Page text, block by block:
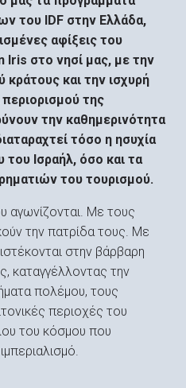
του IDF στην Ελλάδα,
αφίξεις του
Iris στο νησί μας, με την
κράτους και την ισχυρή
της
την καθημερινότητα
τόσο η ησυχία
Ισραήλ, όσο και τα
του τουρισμού.
αγωνίζονται. Με τους
την πατρίδα τους. Με
στην βάρβαρη
καταγγέλλοντας την
πολέμου, τους
περιοχές του
του κόσμου που